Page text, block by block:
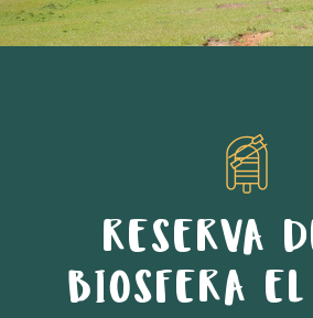
RESERVA
BIOSFERA